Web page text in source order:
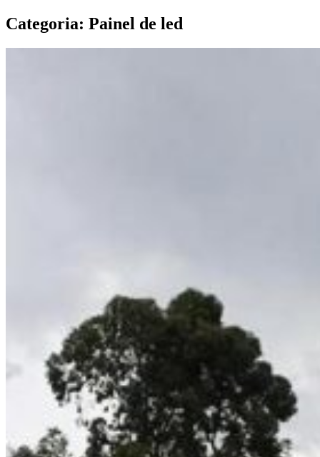
Categoria: Painel de led